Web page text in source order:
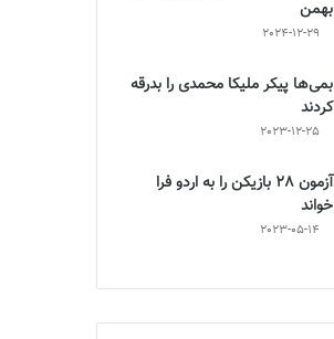
بهمن
2024-12-29
بمی‌ها پیکر ملیکا محمدی را بدرقه
کردند
2023-12-25
آزمون 28 بازیکن را به اردو فرا
خواند
2023-05-14